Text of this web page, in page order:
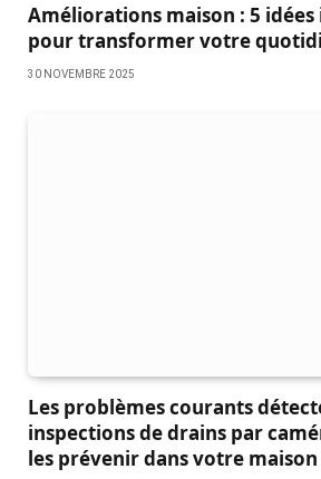
Améliorations maison : 5
pour transformer votre
30 NOVEMBRE 2025
Les problèmes courants
inspections de drains par
les prévenir dans votre